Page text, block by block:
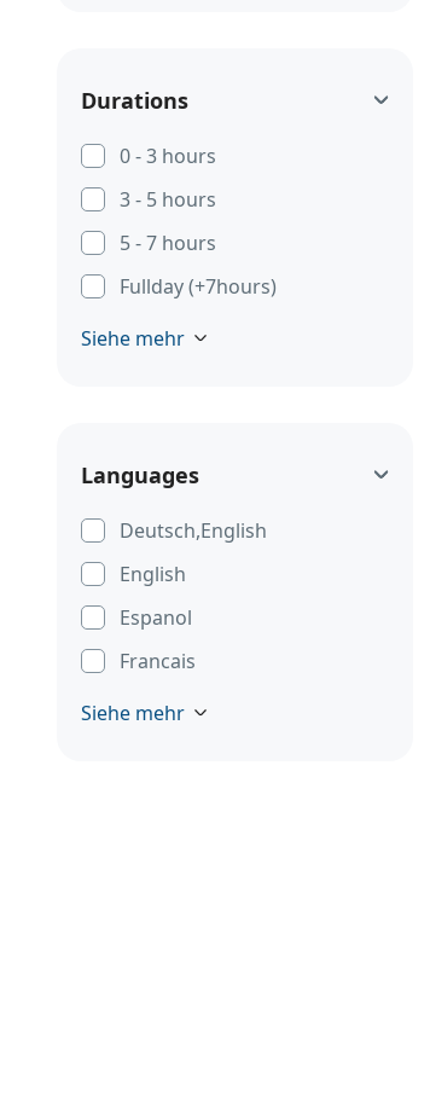
Durations
0 - 3 hours
3 - 5 hours
5 - 7 hours
Fullday (+7hours)
Siehe mehr
Languages
Deutsch,English
English
Espanol
Francais
Siehe mehr